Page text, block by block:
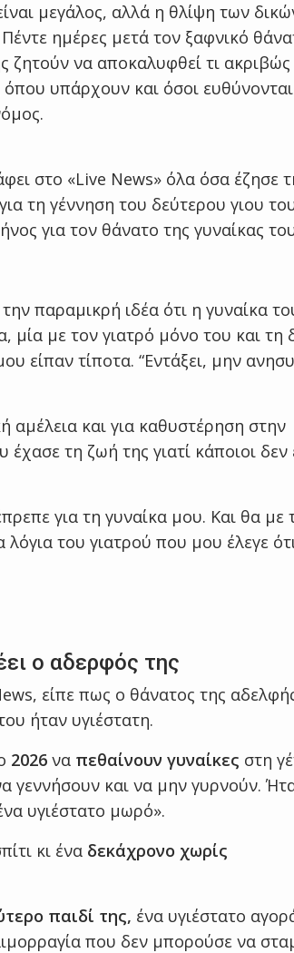
μεγάλος, αλλά η θλίψη των
ημέρες μετά τον ξαφνικό
ζητούν να αποκαλυφθεί τι
υπάρχουν και όσοι ευθύνονται
στο «Live News» όλα όσα έζησε
τη γέννηση του δεύτερου γιου
για τον θάνατο της γυναίκας
παραμικρή ιδέα ότι η γυναίκα
μία με τον γιατρό μόνο του και τη
είπαν τίποτα. “Εντάξει, μην
αμέλεια και για καθυστέρηση στην
τη ζωή της γιατί κάποιοι δεν
για τη γυναίκα μου. Και θα με
λόγια του γιατρού που μου έλεγε
ο αδερφός της
είπε πως ο θάνατος της
ήταν υγιέστατη.
2026 να πεθαίνουν γυναίκες στη
γεννήσουν και να μην γυρνούν.
υγιέστατο μωρό».
κι ένα δεκάχρονο χωρίς
παιδί της, ένα υγιέστατο
που δεν μπορούσε να